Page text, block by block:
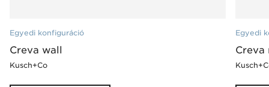
Egyedi konfiguráció
Creva wall
Kusch+Co
Egyedi